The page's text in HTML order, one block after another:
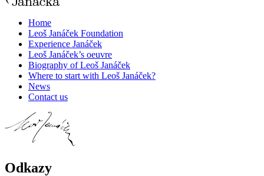
Home
Leoš Janáček Foundation
Experience Janáček
Leoš Janáček’s oeuvre
Biography of Leoš Janáček
Where to start with Leoš Janáček?
News
Contact us
Odkazy